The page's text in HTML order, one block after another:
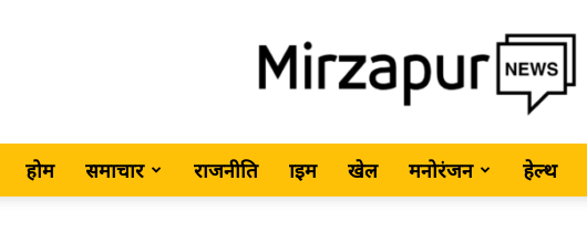
MirzapurNews.com
होम समाचार राजनीति क्राइम खेल मनोरंजन हेल्थ